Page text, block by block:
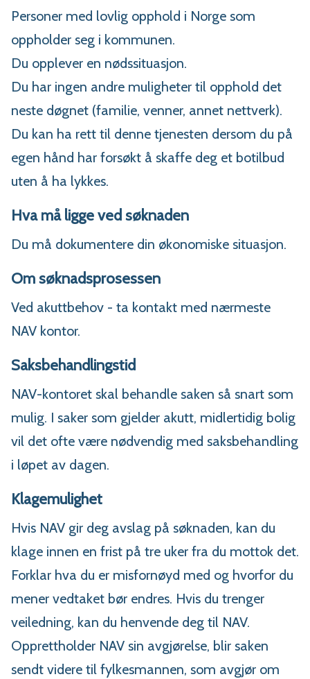
Personer med lovlig opphold i Norge som
oppholder seg i kommunen.
Du opplever en nødssituasjon.
Du har ingen andre muligheter til opphold det
neste døgnet (familie, venner, annet nettverk).
Du kan ha rett til denne tjenesten dersom du på
egen hånd har forsøkt å skaffe deg et botilbud
uten å ha lykkes.
Hva må ligge ved søknaden
Du må dokumentere din økonomiske situasjon.
Om søknadsprosessen
Ved akuttbehov - ta kontakt med nærmeste
NAV kontor.
Saksbehandlingstid
NAV-kontoret skal behandle saken så snart som
mulig. I saker som gjelder akutt, midlertidig bolig
vil det ofte være nødvendig med saksbehandling
i løpet av dagen.
Klagemulighet
Hvis NAV gir deg avslag på søknaden, kan du
klage innen en frist på tre uker fra du mottok det.
Forklar hva du er misfornøyd med og hvorfor du
mener vedtaket bør endres. Hvis du trenger
veiledning, kan du henvende deg til NAV.
Opprettholder NAV sin avgjørelse, blir saken
sendt videre til fylkesmannen, som avgjør om